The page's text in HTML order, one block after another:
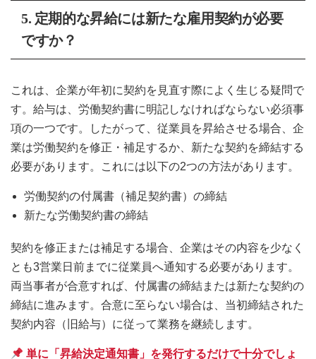
5. 定期的な昇給には新たな雇用契約が必要
ですか？
これは、企業が年初に契約を見直す際によく生じる疑問で
す。給与は、労働契約書に明記しなければならない必須事
項の一つです。したがって、従業員を昇給させる場合、企
業は労働契約を修正・補足するか、新たな契約を締結する
必要があります。これには以下の2つの方法があります。
労働契約の付属書（補足契約書）の締結
新たな労働契約書の締結
契約を修正または補足する場合、企業はその内容を少なく
とも3営業日前までに従業員へ通知する必要があります。
両当事者が合意すれば、付属書の締結または新たな契約の
締結に進みます。合意に至らない場合は、当初締結された
契約内容（旧給与）に従って業務を継続します。
単に「昇給決定通知書」を発行するだけで十分でしょ